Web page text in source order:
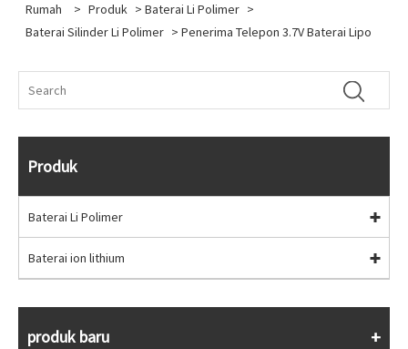
Rumah > Produk >Baterai Li Polimer >
Baterai Silinder Li Polimer > Penerima Telepon 3.7V Baterai Lipo
Produk
Baterai Li Polimer
Baterai ion lithium
produk baru